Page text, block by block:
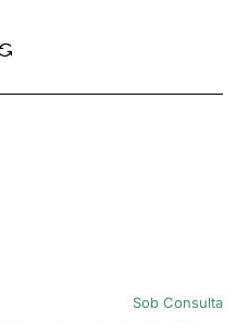
Sob Consulta